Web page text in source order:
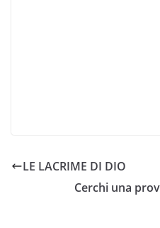
LE LACRIME DI DIO
Cerchi una